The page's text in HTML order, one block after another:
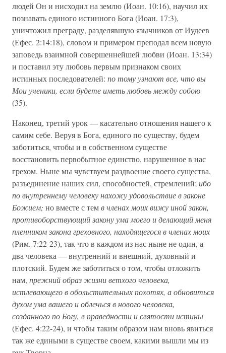
людей Он и нисходил на землю (Иоан. 10:16), научил их
познавать единого истинного Бога (Иоан. 17:3),
уничтожил пре­граду, разделявшую язычников от Иудеев
(Ефес. 2:14:18), словом и примером преподал всем новую
заповедь взаимной совершеннейшей любви (Иоан. 13:34)
и поставил эту любовь первым признаком своих
истинных последователей: по тому узнают все, что вы
Мои ученики, если будете иметь любовь между собою
(35).
Наконец, третий урок — касательно отношения нашего к
самим себе. Веруя в Бога, единого по существу, будем
заботиться, чтобы и в собственном существе
восстановить первобытное един­ство, нарушенное в нас
грехом. Ныне мы чувствуем раздвоение своего существа,
разъединение наших сил, способностей, стремлений; ибо
по внутреннему человеку нахожу удовольствие в законе
Божием; но вместе с темв членах моих вижу иной закон,
противоборствующий закону ума моего и делающий меня
пленником закона греховного, находящегося в членах моих
(Рим. 7:22-23), так что в каждом из нас ныне не один, а
два человека — внутренний и внешний, ду­ховный и
плотский. Будем же заботиться о том, чтобы отложить
нам, прежний образ жизни ветхого человека,
истлевающего в обольстительных похотях, а обновиться
духом ума вашего и облечься в нового человека,
созданного по Богу, в праведности и святости истины
(Ефес. 4:22-24), и чтобы таким образом нам вновь явиться
так же еди­ными в существе своем, какими вышли мы из